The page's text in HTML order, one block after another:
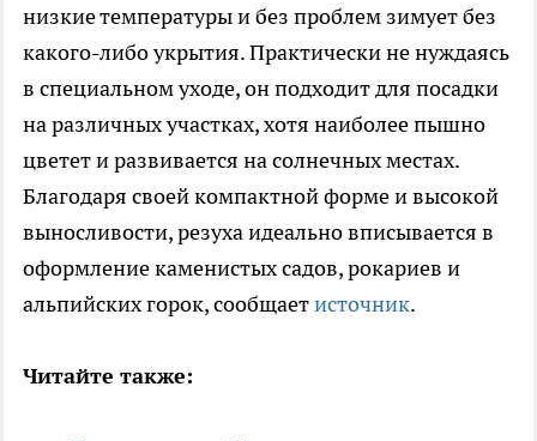
низкие температуры и без проблем зимует без
какого-либо укрытия. Практически не нуждаясь
в специальном уходе, он подходит для посадки
на различных участках, хотя наиболее пышно
цветет и развивается на солнечных местах.
Благодаря своей компактной форме и высокой
выносливости, резуха идеально вписывается в
оформление каменистых садов, рокариев и
альпийских горок, сообщаетисточник.
Читайте также: